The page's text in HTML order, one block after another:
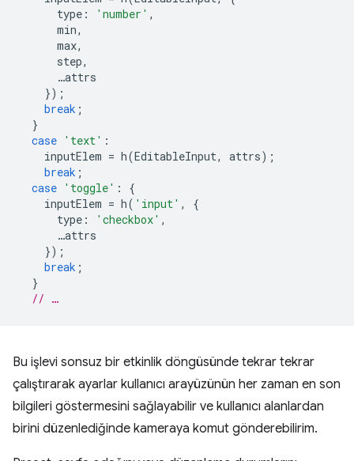
type : 'number' ,
min,
max,
step,
…attrs
});
break ;
}
case 'text' :
inputElem = h(EditableInput, attrs);
break ;
case 'toggle' :
{
inputElem = h( 'input' ,
{
type : 'checkbox' ,
…attrs
});
break ;
}
// …
Bu işlevi sonsuz bir etkinlik döngüsünde tekrar tekrar
çalıştırarak ayarlar kullanıcı arayüzünün her zaman en son
bilgileri göstermesini sağlayabilir ve kullanıcı alanlardan
birini düzenlediğinde kameraya komut gönderebilirim.